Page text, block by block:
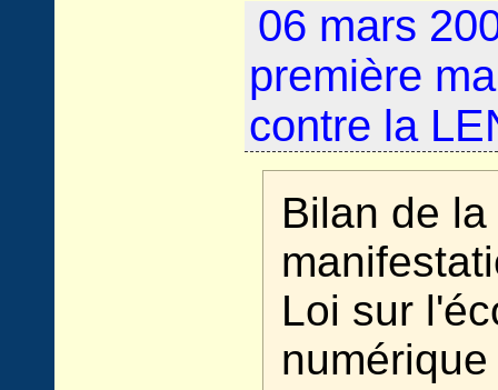
06 mars
première
contre la
Bilan de
Loi sur